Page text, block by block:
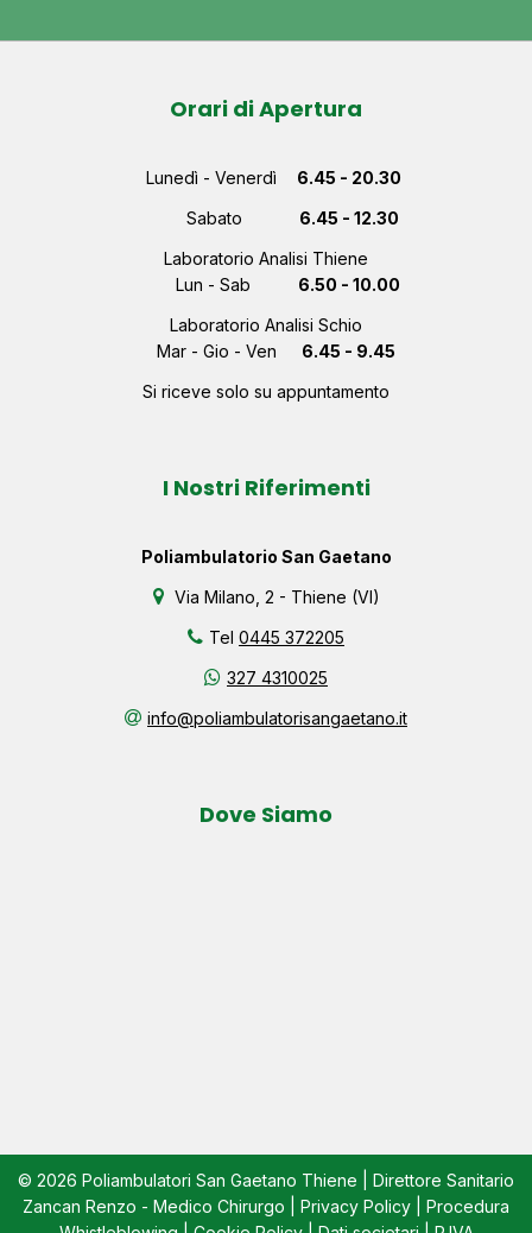
Orari di Apertura
Lunedì - Venerdì
6.45 - 20.30
Sabato
6.45 - 12.30
Laboratorio Analisi Thiene
Lun - Sab
6.50 - 10.00
Laboratorio Analisi Schio
Mar - Gio - Ven
6.45 - 9.45
Si riceve solo su appuntamento
I Nostri Riferimenti
Poliambulatorio San Gaetano
Via Milano, 2 - Thiene (VI)
Tel 0445 372205
327 4310025
info@poliambulatorisangaetano.it
Dove Siamo
© 2026 Poliambulatori San Gaetano Thiene | Direttore Sanitario
Zancan Renzo - Medico Chirurgo | Privacy Policy
Procedura